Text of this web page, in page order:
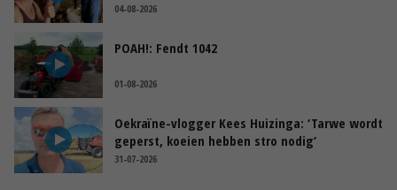
04-08-2026
POAH!: Fendt 1042
01-08-2026
Oekraïne-vlogger Kees Huizinga: ‘Tarwe wordt
geperst, koeien hebben stro nodig’
31-07-2026